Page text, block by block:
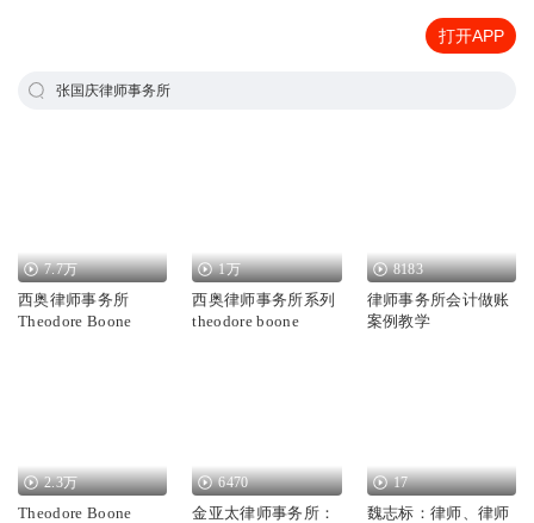
打开APP
张国庆律师事务所
7.7万
西奥律师事务所
Theodore Boone
1万
西奥律师事务所系列
theodore boone
8183
律师事务所会计做账
案例教学
2.3万
Theodore Boone
6470
金亚太律师事务所：
17
魏志标：律师、律师